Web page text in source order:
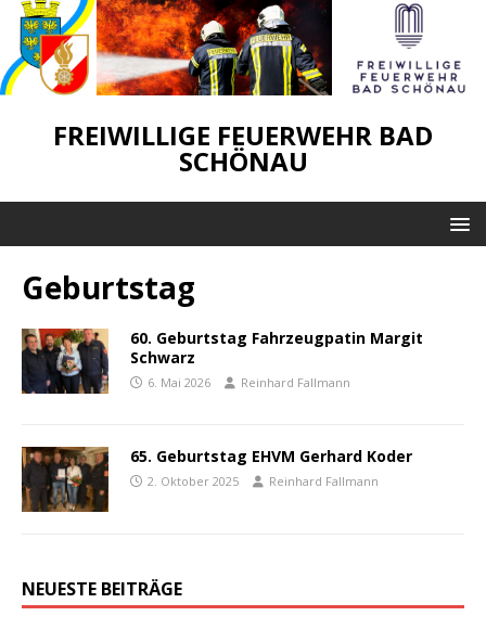
FREIWILLIGE FEUERWEHR BAD
SCHÖNAU
Geburtstag
60. Geburtstag Fahrzeugpatin Margit
Schwarz
6. Mai 2026 Reinhard Fallmann
65. Geburtstag EHVM Gerhard Koder
2. Oktober 2025 Reinhard Fallmann
NEUESTE BEITRÄGE